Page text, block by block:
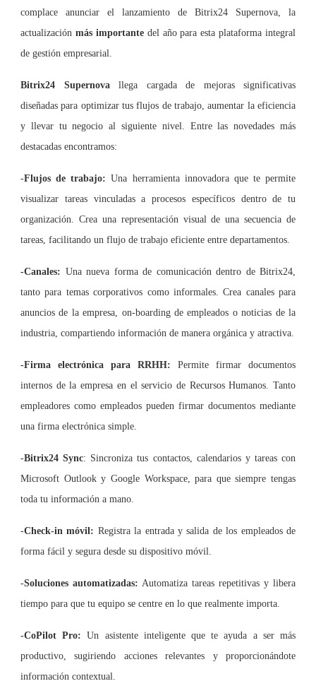
complace anunciar el lanzamiento de Bitrix24 Supernova, la
actualización más importantedel año para esta plataforma integral
de gestión empresarial.
Bitrix24 Supernovallega cargada de mejoras significativas
diseñadas para optimizar tus flujos de trabajo, aumentar la eficiencia
y llevar tu negocio al siguiente nivel. Entre las novedades más
destacadas encontramos:
-Flujos de trabajo: Una herramienta innovadora que te permite
visualizar tareas vinculadas a procesos específicos dentro de tu
organización. Crea una representación visual de una secuencia de
tareas, facilitando un flujo de trabajo eficiente entre departamentos.
-Canales: Una nueva forma de comunicación dentro de Bitrix24,
tanto para temas corporativos como informales. Crea canales para
anuncios de la empresa, on-boarding de empleados o noticias de la
industria, compartiendo información de manera orgánica y atractiva.
-Firma electrónica para RRHH: Permite firmar documentos
internos de la empresa en el servicio de Recursos Humanos. Tanto
empleadores como empleados pueden firmar documentos mediante
una firma electrónica simple.
-Bitrix24 Sync: Sincroniza tus contactos, calendarios y tareas con
Microsoft Outlook y Google Workspace, para que siempre tengas
toda tu información a mano.
-Check-in móvil: Registra la entrada y salida de los empleados de
forma fácil y segura desde su dispositivo móvil.
-Soluciones automatizadas: Automatiza tareas repetitivas y libera
tiempo para que tu equipo se centre en lo que realmente importa.
-CoPilot Pro: Un asistente inteligente que te ayuda a ser más
productivo, sugiriendo acciones relevantes y proporcionándote
información contextual.